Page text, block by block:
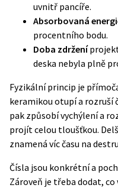
uvnitř pancíře.
Absorbovaná
procentního bodu.
Doba zdržení
deska nebyla plně
Fyzikální princip je
keramikou otupí a rozruší
pak způsobí vychýlení a
projít celou tloušťkou.
znamená víc času na
Čísla jsou konkrétní a
Zároveň je třeba dodat,